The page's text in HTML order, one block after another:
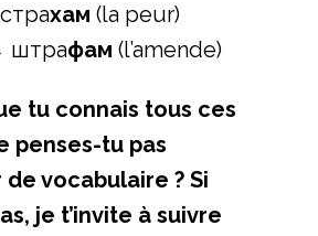
хам (la peur)
штрафам (l’amende)
tu connais tous ces
penses-tu pas
vocabulaire ? Si
je t’invite à suivre